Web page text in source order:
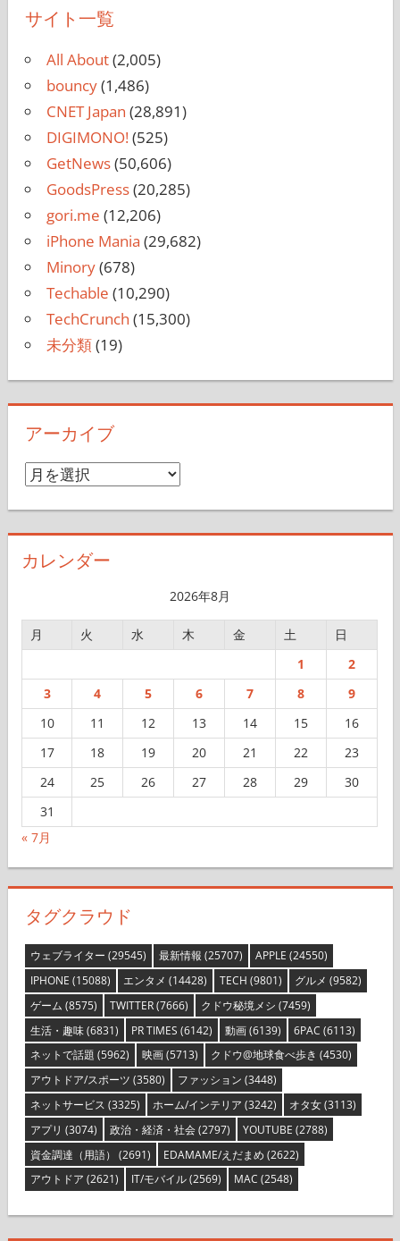
サイト一覧
All About(2,005)
bouncy(1,486)
CNET Japan (28,891)
DIGIMONO!(525)
GetNews(50,606)
GoodsPress(20,285)
gori.me (12,206)
iPhone Mania (29,682)
Minory(678)
Techable (10,290)
TechCrunch (15,300)
未分類(19)
アーカイブ
ア
イ
カレンダー
2026年8月
月 火 水 木 金 土
日
1
2
3
4 5 6 7 8
9
10
11 12 13 14 15
16
17
18 19 20 21 22
23
24
25 26 27 28 29
30
31
« 7月
タグクラウド
ウェブライター (29545) 最新情報 (25707) APPLE (24550)
IPHONE (15088) エンタメ (14428) TECH (9801) グルメ (9582)
ゲーム (8575) TWITTER(7666) クドウ秘境メシ (7459)
生活・趣味(6831) PR TIMES (6142) 動画(6139) 6PAC (6113)
ネットで話題 (5962) 映画(5713) クドウ@地球食べ歩き (4530)
アウトドア/スポーツ (3580) ファッション (3448)
ネットサービス (3325) ホーム/インテリア (3242) オタ女(3113)
アプリ (3074) 政治・経済・社会(2797) YOUTUBE (2788)
資金調達（用語） (2691) EDAMAME/えだまめ (2622)
アウトドア (2621) IT/モバイル(2569) MAC (2548)